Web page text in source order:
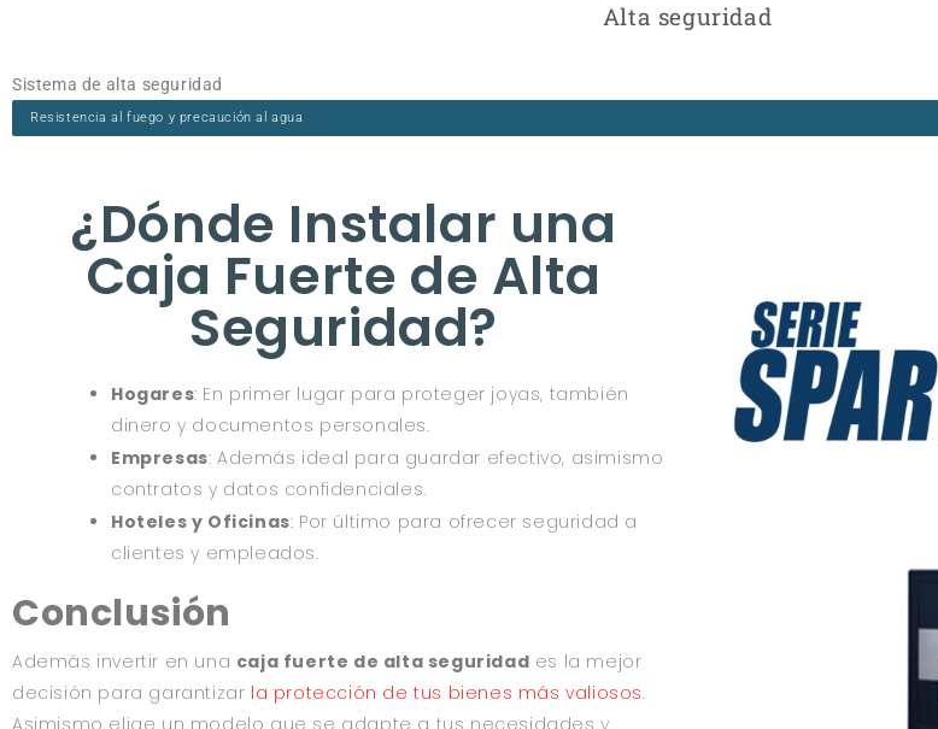
Alta seguridad
Sistema de alta seguridad
Resistencia al fuego y precaución al agua
¿Dónde Instalar una
Caja Fuerte de Alta
Seguridad?
Hogares: En primer lugar para proteger joyas, también
dinero y documentos personales.
Empresas: Además ideal para guardar efectivo, asimismo
contratos y datos confidenciales.
Hoteles y Oficinas: Por último para ofrecer seguridad a
clientes y empleados.
Conclusión
Además invertir en una caja fuerte de alta seguridad es la mejor
decisión para garantizar la protección de tus bienes más valiosos.
Asimismo elige un modelo que se adapte a tus necesidades y